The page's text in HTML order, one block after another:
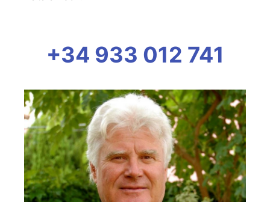
+34 933 012 741